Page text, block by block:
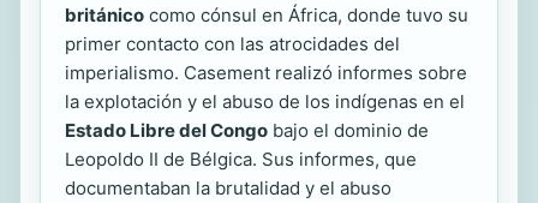
británico como cónsul en África, donde tuvo su
primer contacto con las atrocidades del
imperialismo. Casement realizó informes sobre
la explotación y el abuso de los indígenas en el
Estado Libre del Congo bajo el dominio de
Leopoldo II de Bélgica. Sus informes, que
documentaban la brutalidad y el abuso